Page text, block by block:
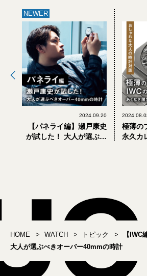
NEWER
2024.09.20
【パネライ編】瀬戸康史
が試した！ 大人が選ぶべ
極薄の
永久カ
HOME WATCH トピック
【IWC
大人が選ぶべきオーバー40mmの時計